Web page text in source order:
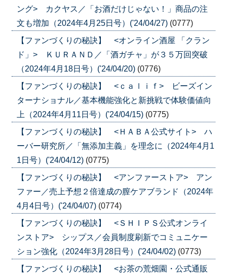
ング> カクヤス／「お酒だけじゃない！」商品の注
文も増加（2024年4月25日号）('24/04/27) (0777)
【ファンづくりの秘訣】 <オンライン酒屋 「クラン
ド」> ＫＵＲＡＮＤ／「酒ガチャ」が３５万回突破
（2024年4月18日号）('24/04/20) (0776)
【ファンづくりの秘訣】 <ｃａｌｉｆ> ビーズイン
ターナショナル／基本機能強化と新挑戦で体験価値向
上（2024年4月11日号）('24/04/15) (0775)
【ファンづくりの秘訣】 <ＨＡＢＡ公式サイト> ハ
ーバー研究所／「無添加主義」を理念に（2024年4月1
1日号）('24/04/12) (0775)
【ファンづくりの秘訣】 <アンファーストア> アン
ファー／売上予想２倍達成の膣ケアブランド（2024年
4月4日号）('24/04/07) (0774)
【ファンづくりの秘訣】 <ＳＨＩＰＳ公式オンライ
ンストア> シップス／会員制度刷新でコミュニケー
ション強化（2024年3月28日号）('24/04/02) (0773)
【ファンづくりの秘訣】 <お茶の荒畑園・公式通販